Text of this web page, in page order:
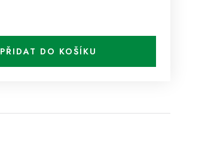
PŘIDAT DO KOŠÍKU